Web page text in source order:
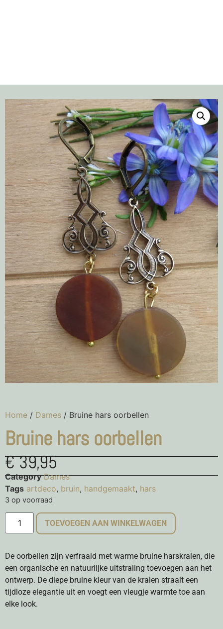
Home / Dames / Bruine hars oorbellen
Bruine hars oorbellen
€39,95
Category Dames
Tags artdeco, bruin, handgemaakt, hars
3 op voorraad
TOEVOEGEN AAN WINKELWAGEN
De oorbellen zijn verfraaid met warme bruine harskralen, die
een organische en natuurlijke uitstraling toevoegen aan het
ontwerp. De diepe bruine kleur van de kralen straalt een
tijdloze elegantie uit en voegt een vleugje warmte toe aan
elke look.